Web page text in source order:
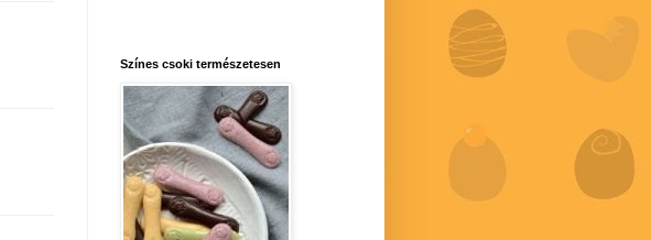
Színes csoki természetesen